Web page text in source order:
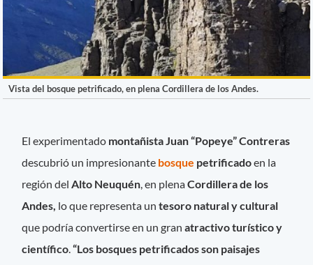
Vista del bosque petrificado, en plena Cordillera de los Andes.
El experimentado montañista Juan “Popeye” Contreras
descubrió un impresionante bosque petrificadoen la
región del Alto Neuquén , en plenaCordillera de los
Andes, lo que representa untesoro natural y cultural
que podría convertirse en un granatractivo turístico y
científico .“Los bosques petrificados son paisajes